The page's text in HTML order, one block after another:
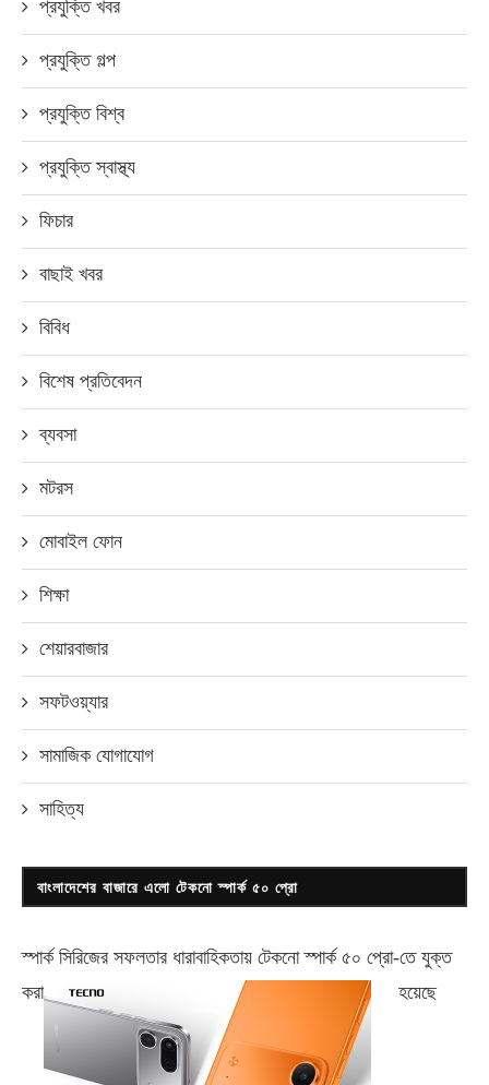
প্রযুক্তি খবর
প্রযুক্তি গল্প
প্রযুক্তি বিশ্ব
প্রযুক্তি স্বাস্থ্য
ফিচার
বাছাই খবর
বিবিধ
বিশেষ প্রতিবেদন
ব্যবসা
মটরস
মোবাইল ফোন
শিক্ষা
শেয়ারবাজার
সফটওয়্যার
সামাজিক যোগাযোগ
সাহিত্য
বাংলাদেশের বাজারে এলো টেকনো স্পার্ক ৫০ প্রো
স্পার্ক সিরিজের সফলতার ধারাবাহিকতায় টেকনোস্পার্ক ৫০ প্রো-তে যুক্ত
করা
হয়েছে